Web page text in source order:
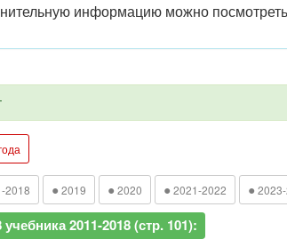
информацию можно
2018 ● 2019 ● 2020 ● 2021-2022 ●
2011-2018 (стр. 101):